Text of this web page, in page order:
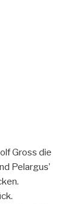
Gross die
Pelargus’